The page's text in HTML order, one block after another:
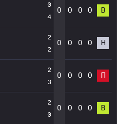
0
4
0 0 0 0 В
2
2
0 0 0 0 Н
2
3
0 0 0 0 П
2
0
0 0 0 0 В